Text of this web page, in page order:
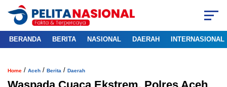
BERANDA BERITA NASIONAL DAERAH INTERNASIONAL
Home / Aceh / Berita / Daerah